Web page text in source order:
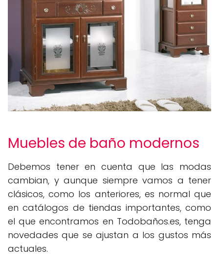
Muebles de baño modernos
Debemos tener en cuenta que las modas
cambian, y aunque siempre vamos a tener
clásicos, como los anteriores, es normal que
en catálogos de tiendas importantes, como
el que encontramos en Todobaños.es, tenga
novedades que se ajustan a los gustos más
actuales.